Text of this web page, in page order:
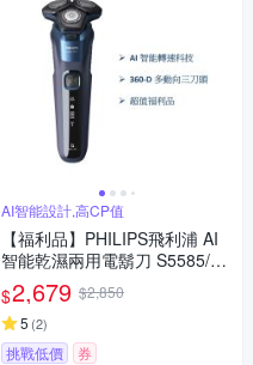
AI智能設計,高CP值
【福利品】PHILIPS飛利浦 AI
智能乾濕兩用電鬍刀 S5585/20
(一年保固)
$2,679 $2,850
5 (2)
挑戰低價 券